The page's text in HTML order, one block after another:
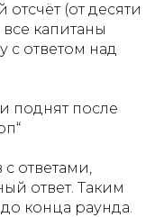
(от десяти
капитаны
с ответом над
поднят после
с ответами,
ответ. Таким
конца раунда.